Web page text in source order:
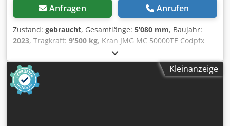
Anfragen Anrufen
Zustand: gebraucht, Gesamtlänge: 5’080 mm, Baujahr:
2023, Tragkraft: 9’500 kg, Kran JMG MC 50000TE Codpfx
Aksythxyocorf Antrieb Elektro Baujahr 2023 Tragkraft (kg)
9.500
Kleinanzeige